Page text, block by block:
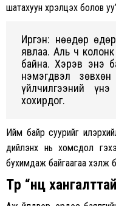
шатахуун хүрэлцэх болов
Иргэн: Өнөөдөр
явлаа. Аль ч
байна. Хэрэв энэ
нэмэгдвэл
үйлчилгээний
хохирдог.
Ийм байр суурийг
дийлэнх нь хомсдол
бухимдаж байгаагаа хэлж
Төр “нөөц